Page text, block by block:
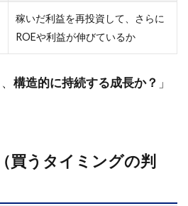
稼いだ利益を再投資して、さらに
ROEや利益が伸びているか
構造的に持続する成長か？ 」
買うタイミングの判